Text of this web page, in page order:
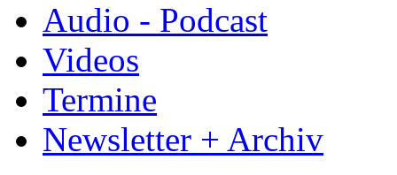
Audio - Podcast
Videos
Termine
Newsletter + Archiv